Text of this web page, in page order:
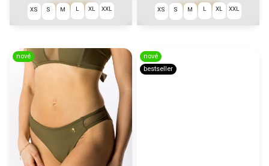
od1 290 Kč
XS S M L XL XXL od1 290 Kč
XS S M L XL XXL
nové
nové
bestseller